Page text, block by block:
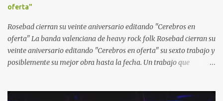
oferta"
Rosebad cierran su veinte aniversario editando "Cerebros en
oferta" La banda valenciana de heavy rock folk Rosebad cierran su
veinte aniversario editando "Cerebros en oferta" su sexto trabajo y
posiblemente su mejor obra hasta la fecha. Un trabajo que
actualidad, que van desde la guerra, a la inteligencia artificial